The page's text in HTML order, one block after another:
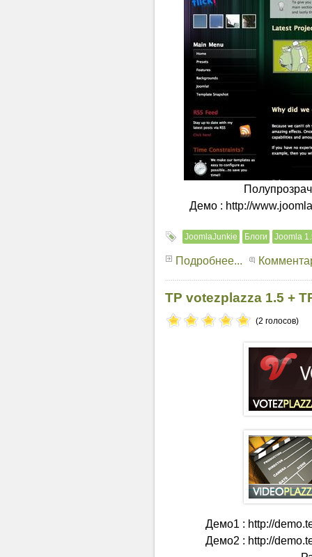
Демо : http://
JoomlaJunkie Блоги Joomla
Подробнее...
TP votezplazza 1.5 +
(2 голосов)
Демо1 : http://
Демо2 : http://